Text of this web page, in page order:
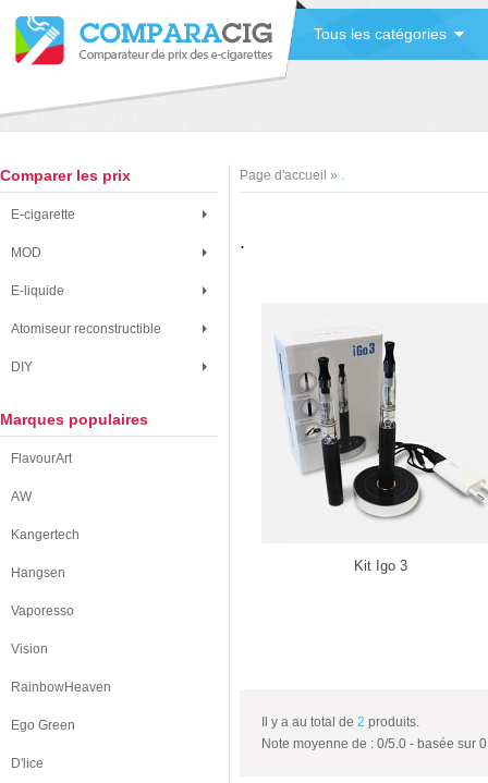
Tous les catégories
Comparer les prix
E-cigarette
MOD
E-liquide
Atomiseur reconstructible
DIY
Marques populaires
FlavourArt
AW
Kangertech
Hangsen
Vaporesso
Vision
RainbowHeaven
Ego Green
D'lice
Page d'accueil » .
.
Kit Igo 3
Il y a au total de 2 produits.
Note moyenne de : 0/5.0 - basée sur 0